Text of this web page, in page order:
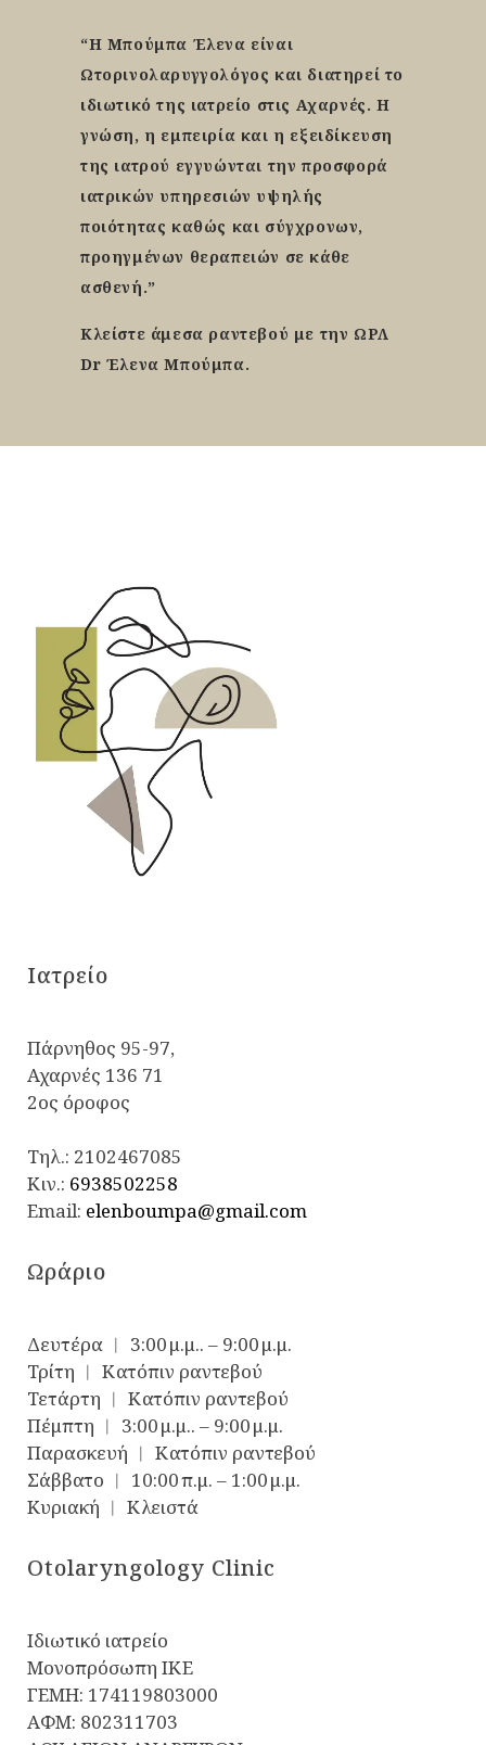
“Η Μπούμπα Έλενα είναι
Ωτορινολαρυγγολόγος και διατηρεί το
ιδιωτικό της ιατρείο στις Αχαρνές. Η
γνώση, η εμπειρία και η εξειδίκευση
της ιατρού εγγυώνται την προσφορά
ιατρικών υπηρεσιών υψηλής
ποιότητας καθώς και σύγχρονων,
προηγμένων θεραπειών σε κάθε
ασθενή.”
Κλείστε άμεσα ραντεβού με την ΩΡΛ
Dr Έλενα Μπούμπα.
Iατρείο
Πάρνηθος 95-97,
Αχαρνές 136 71
2ος όροφος
Τηλ.: 2102467085
Κιν.: 6938502258
Email: elenboumpa@gmail.com
Ωράριο
Δευτέρα ︱ 3:00 μ.μ.. – 9:00 μ.μ.
Τρίτη ︱ Κατόπιν ραντεβού
Τετάρτη ︱ Κατόπιν ραντεβού
Πέμπτη ︱ 3:00 μ.μ.. – 9:00 μ.μ.
Παρασκευή ︱ Κατόπιν ραντεβού
Σάββατο ︱ 10:00 π.μ. – 1:00 μ.μ.
Κυριακή ︱ Κλειστά
Otolaryngology Clinic
Ιδιωτικό ιατρείο
Μονοπρόσωπη ΙΚΕ
ΓΕΜΗ: 174119803000
ΑΦΜ: 802311703